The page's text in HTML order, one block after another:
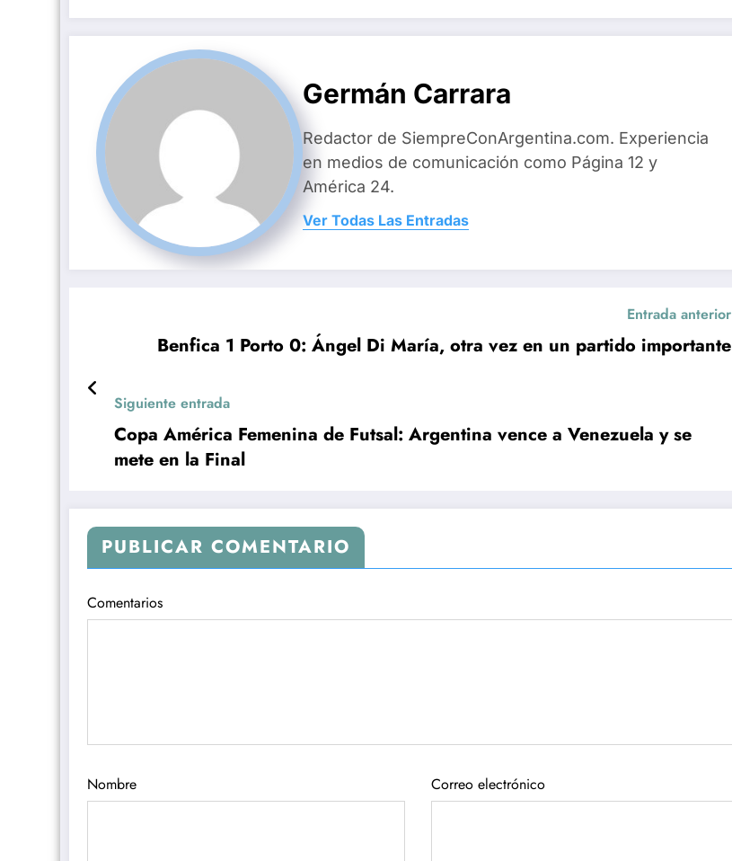
Germán Carrara
Redactor de SiempreConArgentina.com. Experiencia
en medios de comunicación como Página 12 y
América 24.
Ver Todas Las Entradas
Entrada anterior
Benfica 1 Porto 0: Ángel Di María, otra vez en un partido importante
Siguiente entrada
Copa América Femenina de Futsal: Argentina vence a Venezuela y se
mete en la Final
PUBLICAR COMENTARIO
Comentarios
Nombre Correo electrónico